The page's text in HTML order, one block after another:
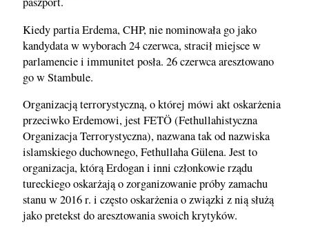
Kiedy partia Erdema, CHP, nie nominowała go jako
kandydata w wyborach 24 czerwca, stracił miejsce w
parlamencie i immunitet posła. 26 czerwca aresztowano
go w Stambule.
Organizacją terrorystyczną, o której mówi akt oskarżenia
przeciwko Erdemowi, jest FETÖ (Fethullahistyczna
Organizacja Terrorystyczna), nazwana tak od nazwiska
islamskiego duchownego, Fethullaha Gülena. Jest to
organizacja, którą Erdogan i inni członkowie rządu
tureckiego oskarżają o zorganizowanie próby zamachu
stanu w 2016 r. i często oskarżenia o związki z nią służą
jako pretekst do aresztowania swoich krytyków.